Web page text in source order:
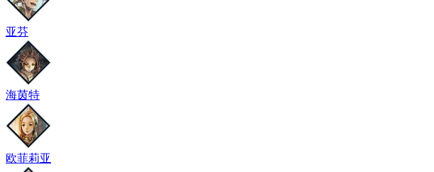
亚芬
海茵特
欧菲莉亚